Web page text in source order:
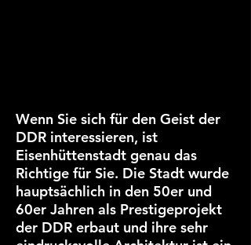
Wenn Sie sich für den Geist der
DDR interessieren, ist
Eisenhüttenstadt genau das
Richtige für Sie. Die Stadt wurde
hauptsächlich in den 50er und
60er Jahren als Prestigeprojekt
der DDR erbaut und ihre sehr